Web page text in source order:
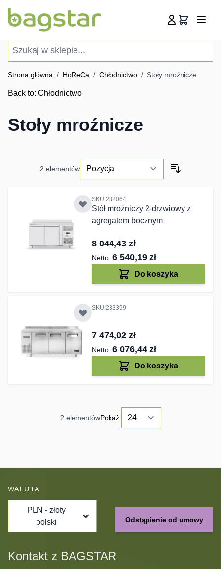
Koszyk
Strona główna / HoReCa / Chłodnictwo / Stoły mroźnicze
Back to: Chłodnictwo
Stoły mroźnicze
2 elementów
SKU:232064
Stół mroźniczy 2-drzwiowy z
agregatem bocznym
8 044,43 zł
6 540,19 zł
Do koszyka
SKU:233399
7 474,02 zł
6 076,44 zł
Do koszyka
2 elementówPokaż
WALUTA
PLN - złoty
polski
Odstąpienie od umowy
Kontakt z BAGSTAR